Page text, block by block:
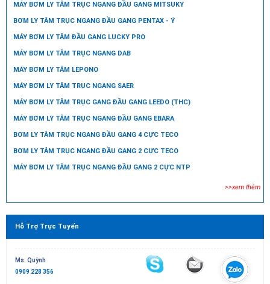
MÁY BƠM LY TÂM TRỤC NGANG ĐẦU GANG MITSUKY
BƠM LY TÂM TRỤC NGANG ĐẦU GANG PENTAX - Ý
MÁY BƠM LY TÂM ĐẦU GANG LUCKY PRO
MÁY BƠM LY TÂM TRỤC NGANG DAB
MÁY BƠM LY TÂM LEPONO
MÁY BƠM LY TÂM TRỤC NGANG SAER
MÁY BƠM LY TÂM TRỤC GANG ĐẦU GANG LEEDO (THC)
MÁY BƠM LY TÂM TRỤC NGANG ĐẦU GANG EBARA
BƠM LY TÂM TRỤC NGANG ĐẦU GANG 4 CỰC TECO
BƠM LY TÂM TRỤC NGANG ĐẦU GANG 2 CỰC TECO
MÁY BƠM LY TÂM TRỤC NGANG ĐẦU GANG 2 CỰC NTP
>>xem thêm
Hỗ Trợ Trực Tuyến
Ms. Quỳnh
0909 228 356